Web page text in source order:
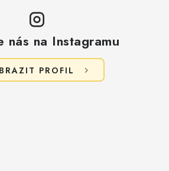
nás na Instagramu
PROFIL